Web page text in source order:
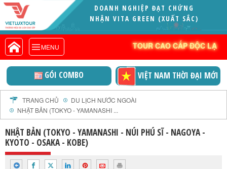
DOANH NGHIỆP ĐẠT CHỨNG
NHẬN VITA GREEN (XUẤT SẮC)
MENU TOUR CAO CẤP ĐỘC LẠ
VIETLUXTOUR.COM
TOUR CAO CẤP ĐỘC LẠ
TOUR TRONG NƯỚC
TOUR NƯỚC NGOÀI
TOUR KHỞI HÀNH TỪ HÀ NỘI
TOUR KHỞI HÀNH TỪ ĐÀ NẴNG
TOUR KHỞI HÀNH TỪ CẦN THƠ
TOUR ĐOÀN - M.I.C.E
TOUR COMBO
DỊCH VỤ
GÓI COMBO VIỆT NAM THỜI ĐẠI MỚI
TRANG CHỦ
DU LỊCH NƯỚC NGOÀI
NHẬT BẢN (TOKYO - YAMANASHI ...
NHẬT BẢN (TOKYO - YAMANASHI - NÚI PHÚ SĨ - NAGOYA -
KYOTO - OSAKA - KOBE)